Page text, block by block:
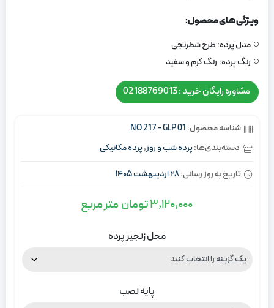
ویژگی های محصول:
مدل پرده:طرح شطرنجی
رنگ پرده: رنگ کرم و سفید
مشاوره رایگان خرید : 02188769013
شناسه محصول:NO 217 - GLP 01
دسته‌بندی‌ها:پرده شب و روز,پرده مکانیکی
تاریخ به روز رسانی:28 اردیبهشت 1405
3,120,000تومان متر مربع
محل زنجیر پرده
پایه نصب